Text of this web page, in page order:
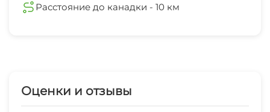
Расстояние до канадки - 10 км
Оценки и отзывы